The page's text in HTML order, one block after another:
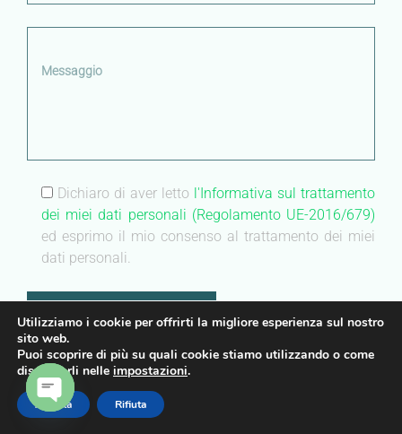
Dichiaro di aver letto l'Informativa sul trattamento
dei miei dati personali (Regolamento UE-2016/679)
ed esprimo il mio consenso al trattamento dei miei
dati personali.
center
no-repeat;left top;;
Utilizziamo i cookie per offrirti la migliore esperienza sul nostro
sito web.
Puoi scoprire di più su quali cookie stiamo utilizzando o come
disattivarli nelle impostazioni.
Accetta Rifiuta
OPEN